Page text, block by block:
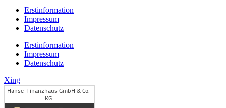
Erstinformation
Impressum
Datenschutz
Erstinformation
Impressum
Datenschutz
Xing